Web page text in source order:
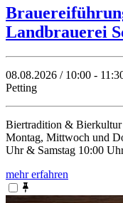
Landbrauerei
08.08.2026 / 10:00 -
Petting
Biertradition & Bierkultur
Montag, Mittwoch und
Uhr & Samstag 10:00
mehr erfahren